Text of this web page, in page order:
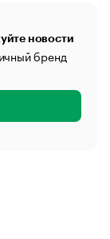
новости
бренд